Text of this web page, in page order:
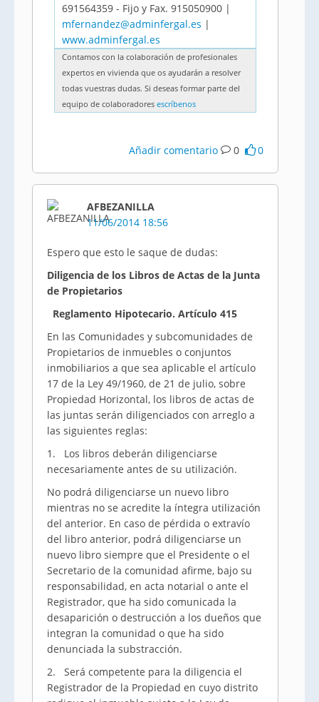
691564359 - Fijo y Fax. 915050900 |
mfernandez@adminfergal.es |
www.adminfergal.es
Contamos con la colaboración de profesionales
expertos en vivienda que os ayudarán a resolver
todas vuestras dudas. Si deseas formar parte del
equipo de colaboradores escríbenos
Añadir comentario 0 0
AFBEZANILLA
11/06/2014 18:56
Espero que esto le saque de dudas:
Diligencia de los Libros de Actas de la Junta
de Propietarios
Reglamento Hipotecario. Artículo 415
En las Comunidades y subcomunidades de
Propietarios de inmuebles o conjuntos
inmobiliarios a que sea aplicable el artículo
17 de la Ley 49/1960, de 21 de julio, sobre
Propiedad Horizontal, los libros de actas de
las juntas serán diligenciados con arreglo a
las siguientes reglas:
1. Los libros deberán diligenciarse
necesariamente antes de su utilización.
No podrá diligenciarse un nuevo libro
mientras no se acredite la íntegra utilización
del anterior. En caso de pérdida o extravío
del libro anterior, podrá diligenciarse un
nuevo libro siempre que el Presidente o el
Secretario de la comunidad afirme, bajo su
responsabilidad, en acta notarial o ante el
Registrador, que ha sido comunicada la
desaparición o destrucción a los dueños que
integran la comunidad o que ha sido
denunciada la substracción.
2. Será competente para la diligencia el
Registrador de la Propiedad en cuyo distrito